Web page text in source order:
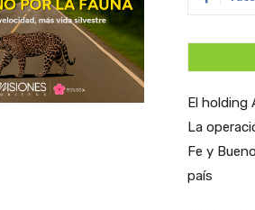
El holding
La
Fe y
país